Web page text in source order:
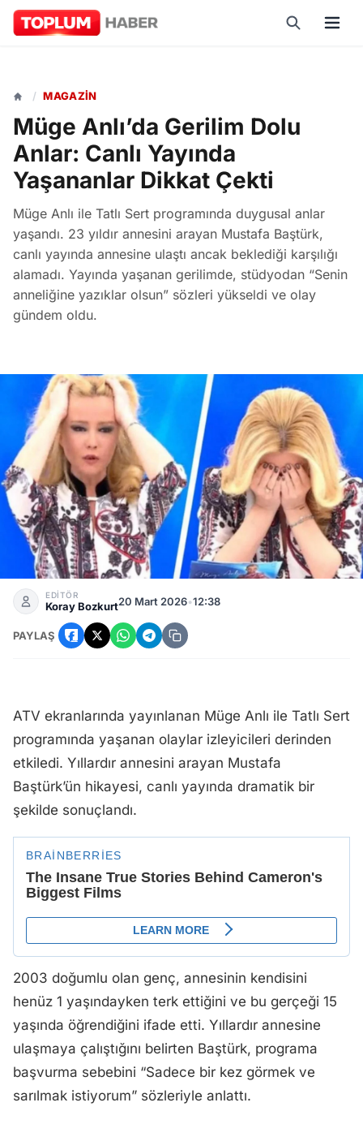
/ MAGAZIN
Müge Anlı’da Gerilim Dolu
Anlar: Canlı Yayında
Yaşananlar Dikkat Çekti
Müge Anlı ile Tatlı Sert programında duygusal anlar
yaşandı. 23 yıldır annesini arayan Mustafa Baştürk,
canlı yayında annesine ulaştı ancak beklediği karşılığı
alamadı. Yayında yaşanan gerilimde, stüdyodan “Senin
anneliğine yazıklar olsun” sözleri yükseldi ve olay
gündem oldu.
Müge Anlı’da Gerilim Dolu Anlar: Canlı Yayında
EDİTÖR
Koray Bozkurt20 Mart 2026•12:38
PAYLAŞ
ATV ekranlarında yayınlanan Müge Anlı ile Tatlı Sert
programında yaşanan olaylar izleyicileri derinden
etkiledi. Yıllardır annesini arayan Mustafa
Baştürk’ün hikayesi, canlı yayında dramatik bir
şekilde sonuçlandı.
2003 doğumlu olan genç, annesinin kendisini
henüz 1 yaşındayken terk ettiğini ve bu gerçeği 15
yaşında öğrendiğini ifade etti. Yıllardır annesine
ulaşmaya çalıştığını belirten Baştürk, programa
başvurma sebebini “Sadece bir kez görmek ve
sarılmak istiyorum” sözleriyle anlattı.